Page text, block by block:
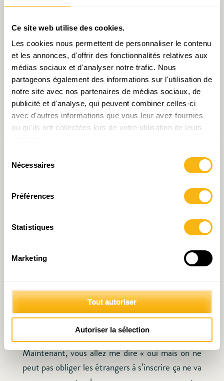
Ce site web utilise des cookies.
Les cookies nous permettent de personnaliser le contenu
et les annonces, d'offrir des fonctionnalités relatives aux
médias sociaux et d'analyser notre trafic. Nous
partageons également des informations sur l'utilisation de
notre site avec nos partenaires de médias sociaux, de
publicité et d'analyse, qui peuvent combiner celles-ci
avec d'autres informations que vous leur avez fournies
ou qu'ils ont collectées lors de votre utilisation de leurs
Nécessaires
Préférences
Statistiques
Marketing
Tout autoriser
Autoriser la sélection
souvent parce que l’électorat est plutôt âgé,
niveau communal l’intérêt pour le vivre ensemble
serait beaucoup plus sérieusement pris en
compte. Peut-être que les préoccupations de
jeunes familles qui sont en général des familles
non luxembourgeoises pourraient aussi au niveau
local être beaucoup mieux prises en
considération. Et surtout, ce serait un processus
inclusif. C’est-à-dire qu’on montrerait qu’on est
demande pas si vous voulez payez vos impôt, on
permettrait également de faire partie de la
communauté en exprimant votre vote parce que,
tout de même, on est dans une démocratie. Ca
permettrait aussi de faire diminuer les peurs
parce que finalement on va se rendre compte
que les personnes qui habitent ici ont les mêmes
qui sont des problèmes en partie qui se résolvent
au niveau communal. Et donc l’inscription d’office
au niveau communal serait une bonne chose : ce
rééquilibrage permettrait d’ouvrir cet électorat.
Maintenant, vous allez me dire « oui mais on ne
peut pas obliger les étrangers à s’inscrire ça ne va